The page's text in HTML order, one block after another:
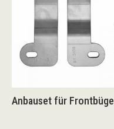
Anbauset für Frontbügel